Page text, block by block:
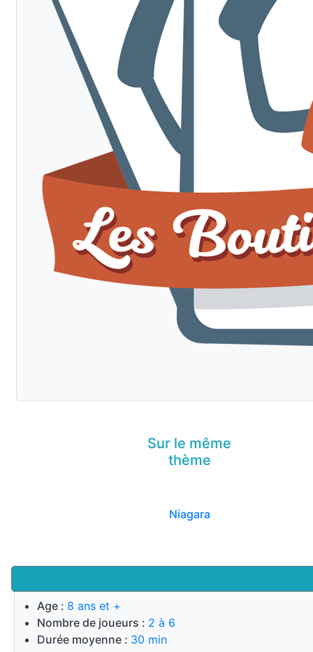
Age : 8 ans et +
Nombre de joueurs : 2 à 6
Durée moyenne : 30 min
Sur le même
thème
Niagara